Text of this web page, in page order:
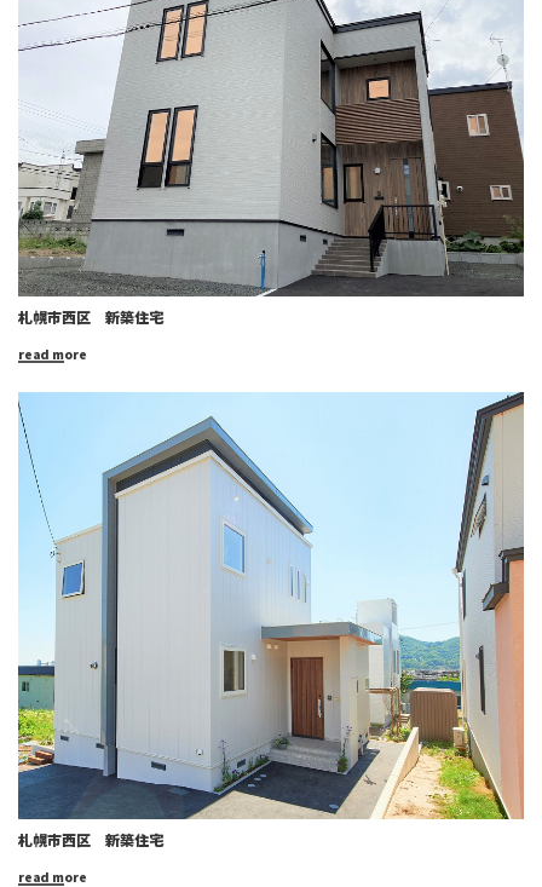
札幌市西区 新築住宅
read more
札幌市西区 新築住宅
read more